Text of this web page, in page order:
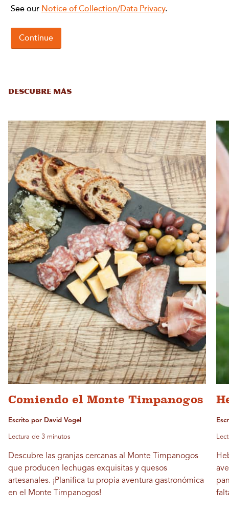
DESCUBRE MÁS
Comiendo el Monte Timpanogos
Escrito por David Vogel
Lectura de 3 minutos
Descubre las granjas cercanas al Monte Timpanogos
que producen lechugas exquisitas y quesos
artesanales. ¡Planifica tu propia aventura gastronómica
en el Monte Timpanogos!